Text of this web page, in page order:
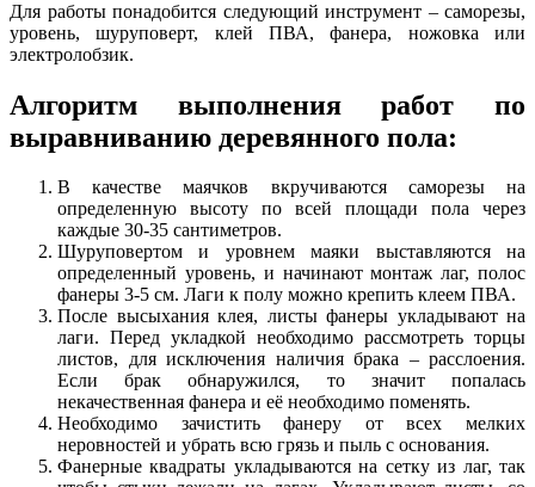
Для работы понадобится следующий инструмент – саморезы,
уровень, шуруповерт, клей ПВА, фанера, ножовка или
электролобзик.
Алгоритм выполнения работ по
выравниванию деревянного пола:
В качестве маячков вкручиваются саморезы на
определенную высоту по всей площади пола через
каждые 30-35 сантиметров.
Шуруповертом и уровнем маяки выставляются на
определенный уровень, и начинают монтаж лаг, полос
фанеры 3-5 см. Лаги к полу можно крепить клеем ПВА.
После высыхания клея, листы фанеры укладывают на
лаги. Перед укладкой необходимо рассмотреть торцы
листов, для исключения наличия брака – расслоения.
Если брак обнаружился, то значит попалась
некачественная фанера и её необходимо поменять.
Необходимо зачистить фанеру от всех мелких
неровностей и убрать всю грязь и пыль с основания.
Фанерные квадраты укладываются на сетку из лаг, так